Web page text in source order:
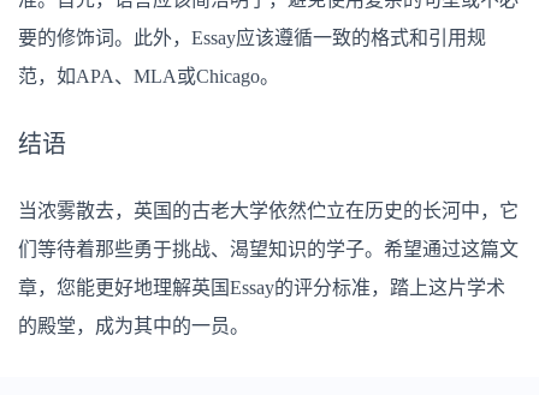
要的修饰词。此外，Essay应该遵循一致的格式和引用规
范，如APA、MLA或Chicago。
结语
当浓雾散去，英国的古老大学依然伫立在历史的长河中，它
们等待着那些勇于挑战、渴望知识的学子。希望通过这篇文
章，您能更好地理解英国Essay的评分标准，踏上这片学术
的殿堂，成为其中的一员。